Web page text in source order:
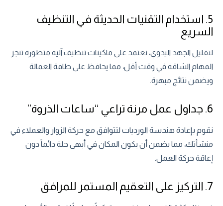
5. استخدام التقنيات الحديثة في التنظيف
السريع
لتقليل الجهد اليدوي، نعتمد على ماكينات تنظيف آلية متطورة تنجز
المهام الشاقة في وقت أقل، مما يحافظ على طاقة العمالة
ويضمن نتائج مبهرة.
6. جداول عمل مرنة تراعي “ساعات الذروة”
نقوم بإعادة هندسة الورديات لتتوافق مع حركة الزوار والعملاء في
منشأتك، مما يضمن أن يكون المكان في أبهى حلة دائماً دون
إعاقة حركة العمل.
7. التركيز على التعقيم المستمر للمرافق